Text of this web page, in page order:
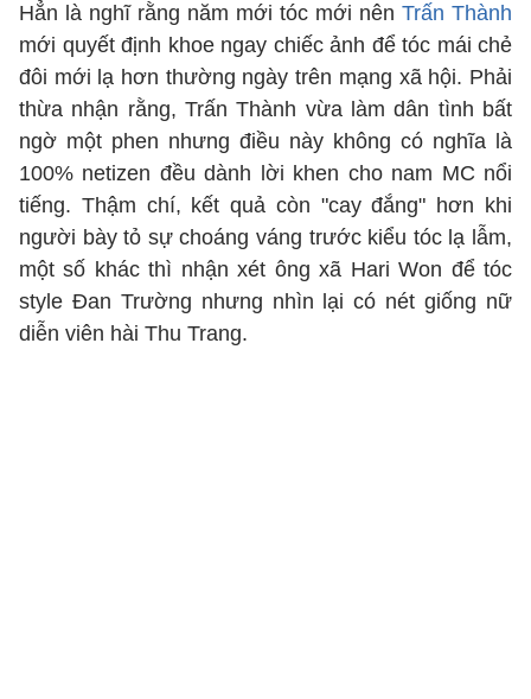
Hẳn là nghĩ rằng năm mới tóc mới nên Trấn Thành
mới quyết định khoe ngay chiếc ảnh để tóc mái chẻ
đôi mới lạ hơn thường ngày trên mạng xã hội. Phải
thừa nhận rằng, Trấn Thành vừa làm dân tình bất
ngờ một phen nhưng điều này không có nghĩa là
100% netizen đều dành lời khen cho nam MC nổi
tiếng. Thậm chí, kết quả còn "cay đắng" hơn khi
người bày tỏ sự choáng váng trước kiểu tóc lạ lẫm,
một số khác thì nhận xét ông xã Hari Won để tóc
style Đan Trường nhưng nhìn lại có nét giống nữ
diễn viên hài Thu Trang.